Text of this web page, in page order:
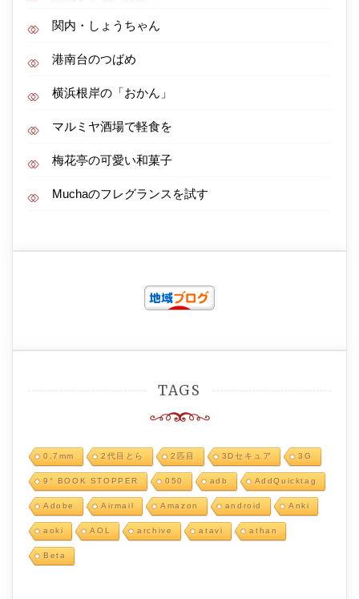
関内・しょうちゃん
港南台のつばめ
横浜根岸の「おかん」
マルミヤ酒場で軽食を
梅花亭の可愛い和菓子
Muchaのフレグランスを試す
TAGS
0.7mm 2代目とら 2匹目 3Dセキュア 3G
9° BOOK STOPPER 050 adb AddQuicktag
Adobe Airmail Amazon android Anki
aoki AOL archive atavi athan
Beta